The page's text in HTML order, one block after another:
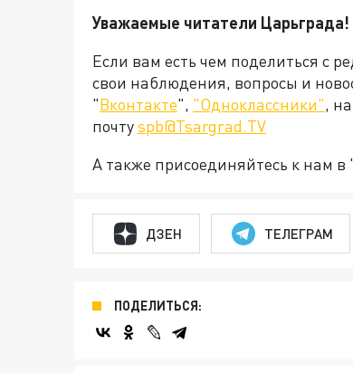
Уважаемые читатели Царьграда!
Если вам есть чем поделиться с
свои наблюдения, вопросы и
"Вконтакте", "Одноклассники",
почтуspb@Tsargrad.TV
А также присоединяйтесь к нам в
ДЗЕН ТЕЛЕГРАМ
ПОДЕЛИТЬСЯ: